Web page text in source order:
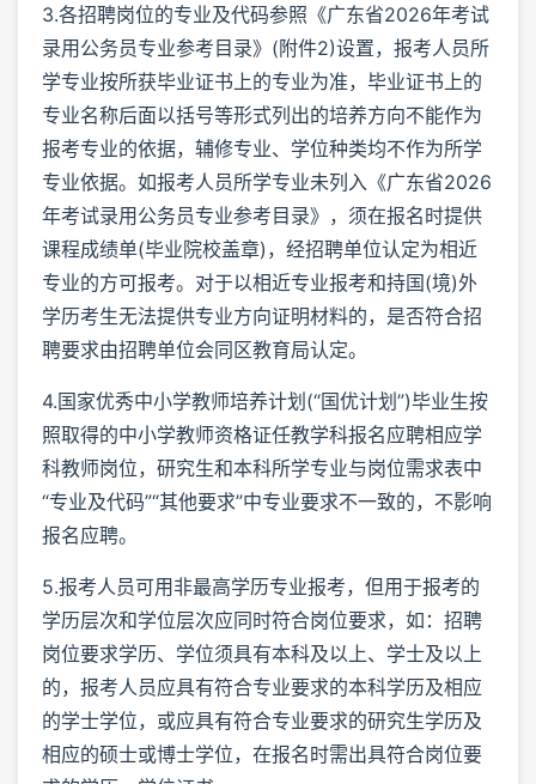
3.各招聘岗位的专业及代码参照《广东省2026年考试
录用公务员专业参考目录》(附件2)设置，报考人员所
学专业按所获毕业证书上的专业为准，毕业证书上的
专业名称后面以括号等形式列出的培养方向不能作为
报考专业的依据，辅修专业、学位种类均不作为所学
专业依据。如报考人员所学专业未列入《广东省2026
年考试录用公务员专业参考目录》，须在报名时提供
课程成绩单(毕业院校盖章)，经招聘单位认定为相近
专业的方可报考。对于以相近专业报考和持国(境)外
学历考生无法提供专业方向证明材料的，是否符合招
聘要求由招聘单位会同区教育局认定。
4.国家优秀中小学教师培养计划(“国优计划”)毕业生按
照取得的中小学教师资格证任教学科报名应聘相应学
科教师岗位，研究生和本科所学专业与岗位需求表中
“专业及代码”“其他要求”中专业要求不一致的，不影响
报名应聘。
5.报考人员可用非最高学历专业报考，但用于报考的
学历层次和学位层次应同时符合岗位要求，如：招聘
岗位要求学历、学位须具有本科及以上、学士及以上
的，报考人员应具有符合专业要求的本科学历及相应
的学士学位，或应具有符合专业要求的研究生学历及
相应的硕士或博士学位，在报名时需出具符合岗位要